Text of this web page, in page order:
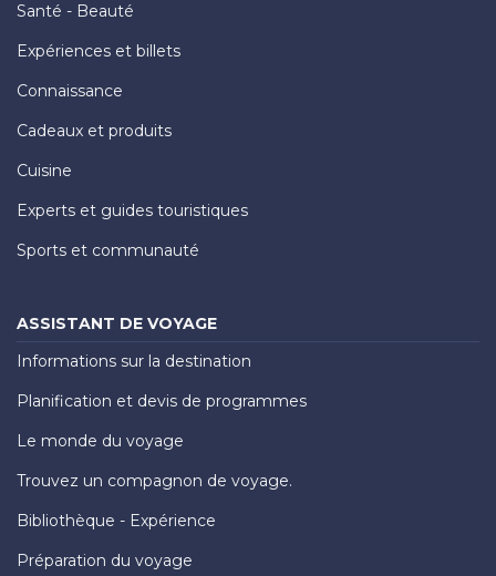
Santé - Beauté
Expériences et billets
Connaissance
Cadeaux et produits
Cuisine
Experts et guides touristiques
Sports et communauté
ASSISTANT DE VOYAGE
Informations sur la destination
Planification et devis de programmes
Le monde du voyage
Trouvez un compagnon de voyage.
Bibliothèque - Expérience
Préparation du voyage